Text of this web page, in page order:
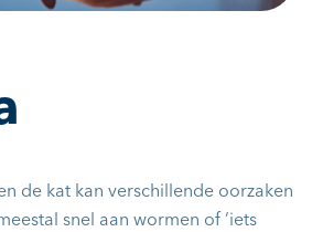
de kat kan verschillende oorzaken
snel aan wormen of ‘iets